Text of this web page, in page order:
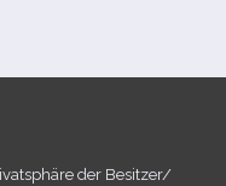
der Besitzer/​